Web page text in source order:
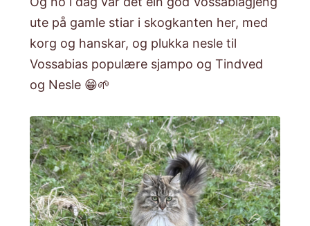
ute på gamle stiar i skogkanten her, med
korg og hanskar, og plukka nesle til
Vossabias populære sjampo og Tindved
og Nesle😁🌱